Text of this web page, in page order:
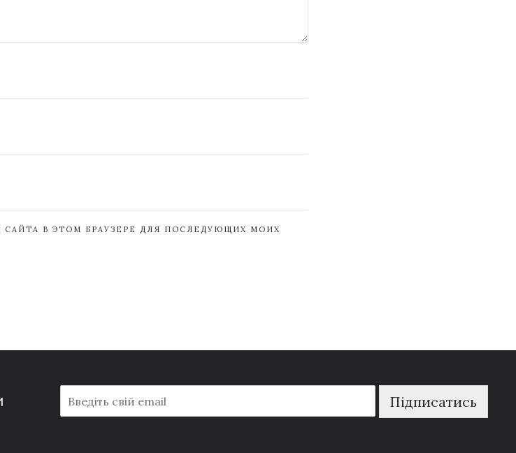
САЙТА В ЭТОМ БРАУЗЕРЕ ДЛЯ ПОСЛЕДУЮЩИХ МОИХ
m
a
Підписатись